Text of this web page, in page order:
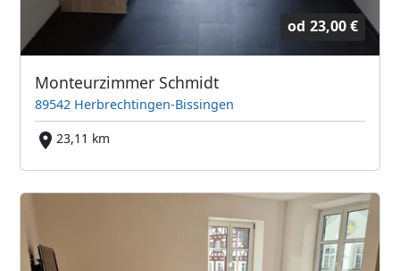
od 23,00 €
Monteurzimmer Schmidt
89542 Herbrechtingen-Bissingen
23,11 km